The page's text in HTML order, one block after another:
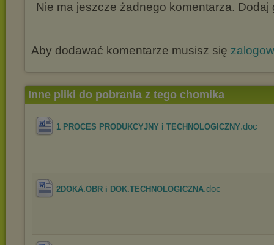
Nie ma jeszcze żadnego komentarza. Dodaj
Aby dodawać komentarze musisz się
Inne pliki do pobrania z tego chomika
1 PROCES PRODUKCYJNY i TECHNOLOGICZNY.doc
2DOKÅ.OBR i DOK.TECHNOLOGICZNA.doc